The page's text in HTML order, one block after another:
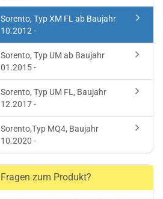
Sorento, Typ XM FL ab Baujahr
10.2012 -
Sorento, Typ UM ab Baujahr
01.2015 -
Sorento, Typ UM FL, Baujahr
12.2017 -
Sorento,Typ MQ4, Baujahr
10.2020 -
Fragen zum Produkt?